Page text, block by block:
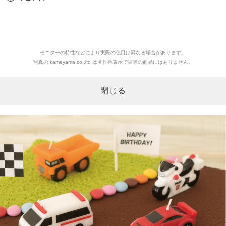
モニターの特性などにより実際の色目は異なる場合があります。
写真の kameyama co.,ltd は著作権表示で実際の商品にはありません。
閉じる